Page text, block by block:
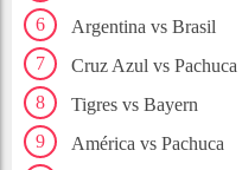
Argentina vs Brasil
Cruz Azul vs Pachuca
Tigres vs Bayern
América vs Pachuca